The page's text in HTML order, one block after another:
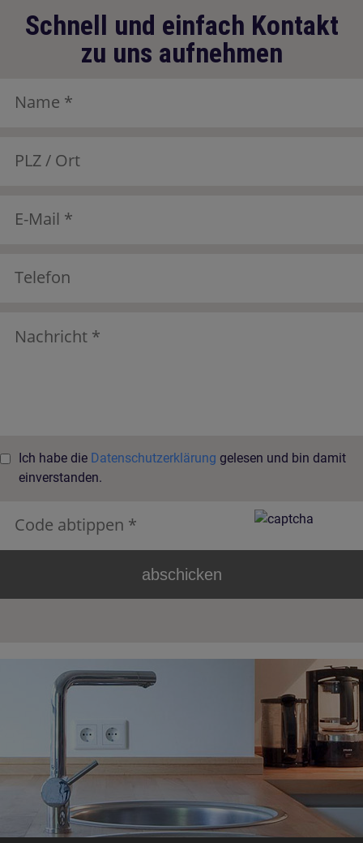
Schnell und einfach Kontakt
zu uns aufnehmen
Ich habe die Datenschutzerklärung gelesen und bin damit
einverstanden.